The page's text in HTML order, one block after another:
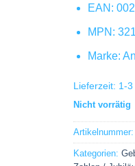
EAN:
MPN:
Marke:
Lieferzeit: 1-3
Nicht vorrätig
Artikelnummer:
Kategorien: